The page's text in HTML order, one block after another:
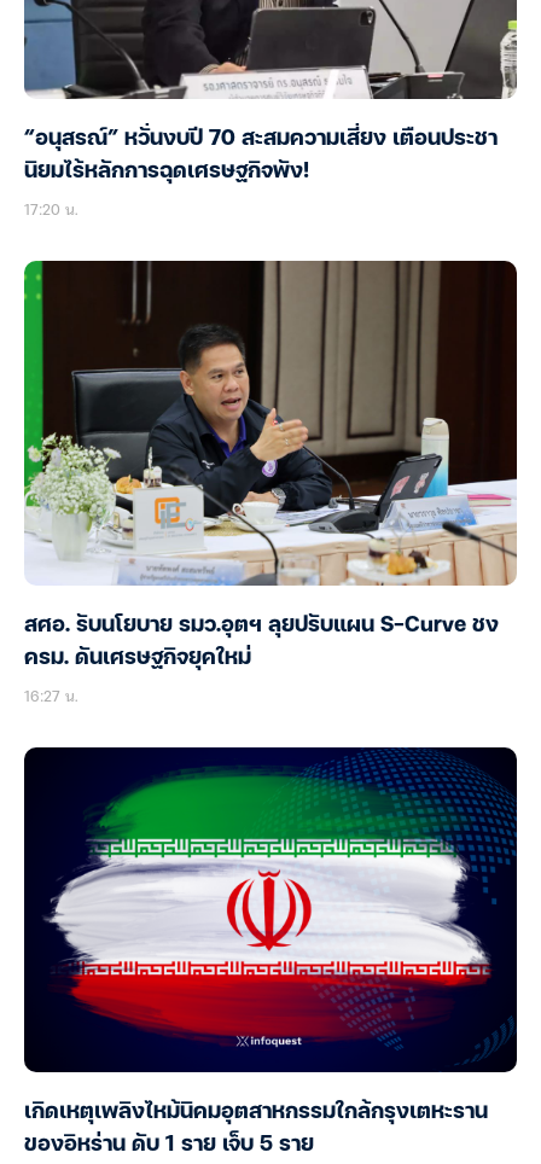
“อนุสรณ์” หวั่นงบปี 70 สะสมความเสี่ยง เตือนประชา
นิยมไร้หลักการฉุดเศรษฐกิจพัง!
17:20 น.
สศอ. รับนโยบาย รมว.อุตฯ ลุยปรับแผน S-Curve ชง
ครม. ดันเศรษฐกิจยุคใหม่
16:27 น.
เกิดเหตุเพลิงไหม้นิคมอุตสาหกรรมใกล้กรุงเตหะราน
ของอิหร่าน ดับ 1 ราย เจ็บ 5 ราย